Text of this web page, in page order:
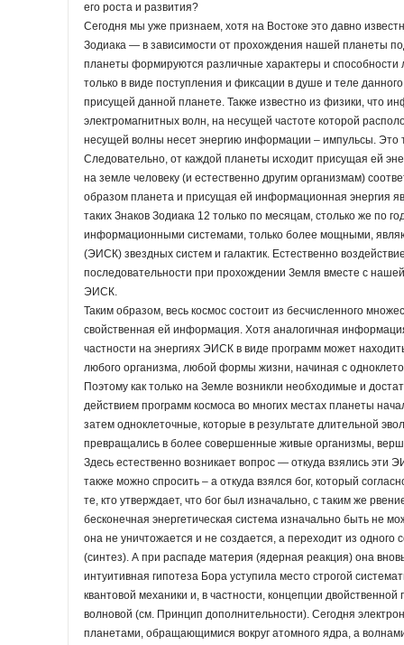
его роста и развития?
Сегодня мы уже признаем, хотя на Востоке это давно
Зодиака — в зависимости от прохождения нашей планеты
планеты формируются различные характеры и способности
только в виде поступления и фиксации в душе и теле
присущей данной планете. Также известно из физики, что
электромагнитных волн, на несущей частоте которой
несущей волны несет энергию информации – импульсы. Это
Следовательно, от каждой планеты исходит присущая ей
на земле человеку (и естественно другим организмам)
образом планета и присущая ей информационная энергия
таких Знаков Зодиака 12 только по месяцам, столько же по
информационными системами, только более мощными,
(ЭИСК) звездных систем и галактик. Естественно
последовательности при прохождении Земля вместе с
ЭИСК.
Таким образом, весь космос состоит из бесчисленного
свойственная ей информация. Хотя аналогичная
частности на энергиях ЭИСК в виде программ может
любого организма, любой формы жизни, начиная с
Поэтому как только на Земле возникли необходимые и
действием программ космоса во многих местах планеты
затем одноклеточные, которые в результате длительной
превращались в более совершенные живые организмы,
Здесь естественно возникает вопрос — откуда взялись эти
также можно спросить – а откуда взялся бог, который
те, кто утверждает, что бог был изначально, с таким же
бесконечная энергетическая система изначально быть не
она не уничтожается и не создается, а переходит из одного
(синтез). А при распаде материя (ядерная реакция) она
интуитивная гипотеза Бора уступила место строгой
квантовой механики и, в частности, концепции
волновой (см. Принцип дополнительности). Сегодня
планетами, обращающимися вокруг атомного ядра, а